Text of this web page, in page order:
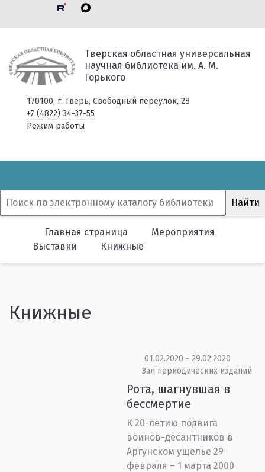
Тверская областная универсальная
научная библиотека им. А. М.
Горького
170100, г. Тверь, Свободный переулок, 28
+7 (4822) 34-37-55
Режим работы
Главная страница
Мероприятия
Выставки
Книжные
Книжные
01.02.2020 - 29.02.2020
Зал периодических изданий
Рота, шагнувшая в
бессмертие
К 20-летию подвига
воинов-десантников в
Аргунском ущелье 29
февраля – 1 марта 2000